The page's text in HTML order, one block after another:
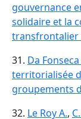
gouvernance
solidaire et la
transfrontalier
31. Da
territorialisée
groupements
32. Le Roy A.,